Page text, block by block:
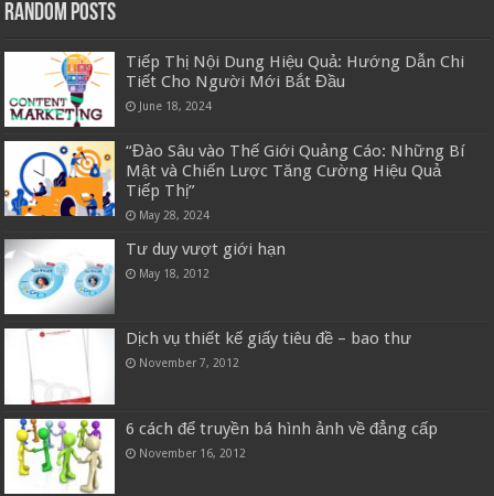
Random Posts
Tiếp Thị Nội Dung Hiệu Quả: Hướng Dẫn Chi
Tiết Cho Người Mới Bắt Đầu
June 18, 2024
“Đào Sâu vào Thế Giới Quảng Cáo: Những Bí
Mật và Chiến Lược Tăng Cường Hiệu Quả
Tiếp Thị”
May 28, 2024
Tư duy vượt giới hạn
May 18, 2012
Dịch vụ thiết kế giấy tiêu đề – bao thư
November 7, 2012
6 cách để truyền bá hình ảnh về đẳng cấp
November 16, 2012